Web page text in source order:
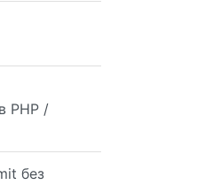
PHP /
без